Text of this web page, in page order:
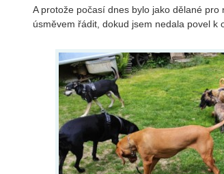
A protože počasí dnes bylo jako dělané
úsměvem řádit, dokud jsem nedala povel k